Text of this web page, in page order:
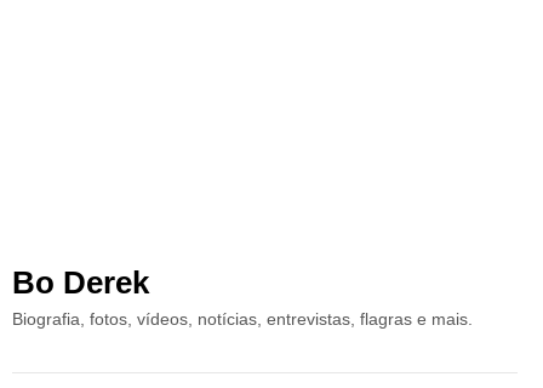
Bo Derek
Biografia, fotos, vídeos, notícias, entrevistas, flagras e mais.